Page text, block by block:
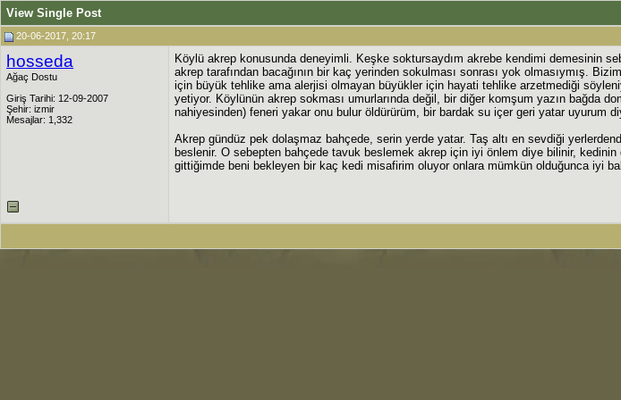
View Single Post
20-06-2017, 20:17
hosseda
Ağaç Dostu
Giriş Tarihi: 12-09-2007
Şehir: izmir
Mesajlar: 1,332
Köylü akrep konusunda deneyimli. Keşke soktursaydım akrebe kendimi demesinin
akrep tarafından bacağının bir kaç yerinden sokulması sonrası yok olmasıymış.
için büyük tehlike ama alerjisi olmayan büyükler için hayati tehlike arzetmediği
yetiyor. Köylünün akrep sokması umurlarında değil, bir diğer komşum yazın bağda
nahiyesinden) feneri yakar onu bulur öldürürüm, bir bardak su içer geri yatar uyurum
Akrep gündüz pek dolaşmaz bahçede, serin yerde yatar. Taş altı en sevdiği
beslenir. O sebepten bahçede tavuk beslemek akrep için iyi önlem diye bilinir,
gittiğimde beni bekleyen bir kaç kedi misafirim oluyor onlara mümkün olduğunca iyi